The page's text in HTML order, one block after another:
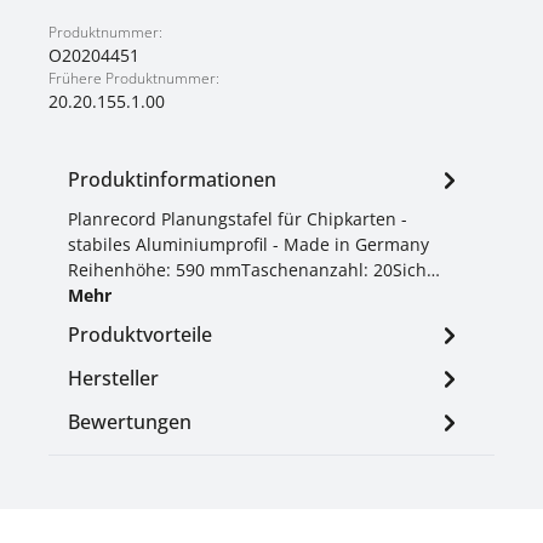
Produktnummer:
O20204451
Frühere Produktnummer:
20.20.155.1.00
Produktinformationen
Planrecord Planungstafel für Chipkarten -
stabiles Aluminiumprofil - Made in Germany
Reihenhöhe: 590 mmTaschenanzahl: 20Sich…
Mehr
Produktvorteile
Hersteller
Bewertungen